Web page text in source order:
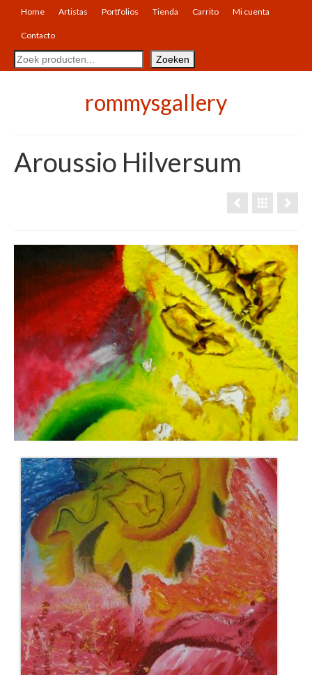
Home Artistas Portfolios Tienda Carrito Mi cuenta
Contacto
Buscar Zoeken
rommysgallery
Aroussio Hilversum